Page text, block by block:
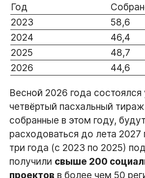
Год
2023
58,6
2024
46,4
2025
48,7
2026
44,6
Весной 2026 года
четвёртый пасхальный
собранные в этом году, будут
расходоваться до лета 2027
три года (с 2023 по 2025)
получили свыше 200
проектов в более чем 50